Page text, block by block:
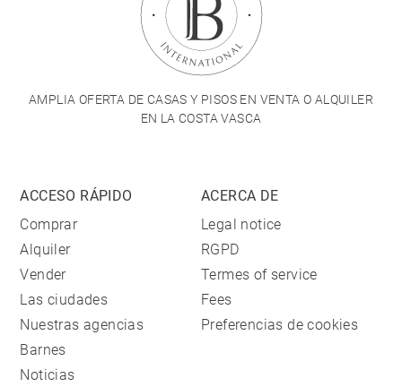
AMPLIA OFERTA DE CASAS Y PISOS EN VENTA O ALQUILER
EN LA COSTA VASCA
ACCESO RÁPIDO
Comprar
Alquiler
Vender
Las ciudades
Nuestras agencias
Barnes
Noticias
ACERCA DE
Legal notice
RGPD
Termes of service
Fees
Preferencias de cookies